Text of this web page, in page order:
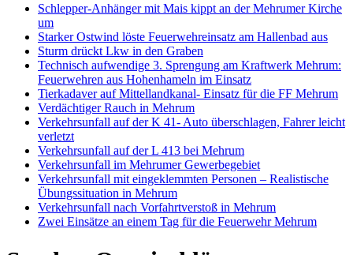
Schlepper-Anhänger mit Mais kippt an der Mehrumer Kirche
um
Starker Ostwind löste Feuerwehreinsatz am Hallenbad aus
Sturm drückt Lkw in den Graben
Technisch aufwendige 3. Sprengung am Kraftwerk Mehrum:
Feuerwehren aus Hohenhameln im Einsatz
Tierkadaver auf Mittellandkanal- Einsatz für die FF Mehrum
Verdächtiger Rauch in Mehrum
Verkehrsunfall auf der K 41- Auto überschlagen, Fahrer leicht
verletzt
Verkehrsunfall auf der L 413 bei Mehrum
Verkehrsunfall im Mehrumer Gewerbegebiet
Verkehrsunfall mit eingeklemmten Personen – Realistische
Übungssituation in Mehrum
Verkehrsunfall nach Vorfahrtverstoß in Mehrum
Zwei Einsätze an einem Tag für die Feuerwehr Mehrum